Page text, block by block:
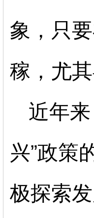
象，只
稼，尤
近年
兴”政策
极探索